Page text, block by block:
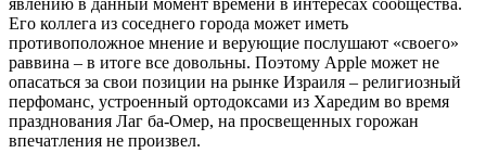
Его коллега из соседнего города может иметь
противоположное мнение и верующие послушают «своего»
раввина – в итоге все довольны. Поэтому Apple может не
опасаться за свои позиции на рынке Израиля – религиозный
перфоманс, устроенный ортодоксами из Харедим во время
празднования Лаг ба-Омер, на просвещенных горожан
впечатления не произвел.